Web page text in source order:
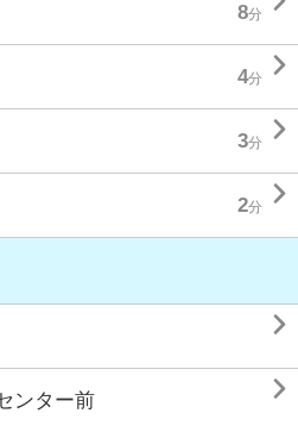
8分
4分 
3分 
2分 

ンター前 